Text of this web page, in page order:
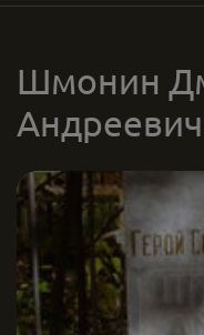
Шмонин
Андреевич